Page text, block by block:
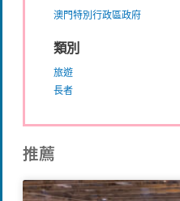
澳門特別行政區政府
類別
旅遊
長者
推薦